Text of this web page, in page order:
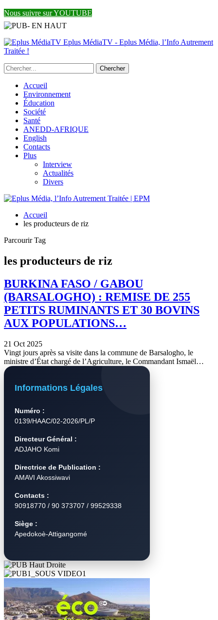
Nous suivre sur YOUTUBE
Eplus MédiaTV - Eplus Média, l’Info Autrement
Traitée !
Accueil
Environnement
Éducation
Société
Santé
ANEDD-AFRIQUE
English
Contacts
Plus
Interview
Actualités
Divers
Accueil
les producteurs de riz
Parcourir Tag
les producteurs de riz
BURKINA FASO / GABOU
(BARSALOGHO) : REMISE DE 255
PETITS RUMINANTS ET 30 BOVINS
AUX POPULATIONS…
21 Oct 2025
Vingt jours après sa visite dans la commune de Barsalogho, le
ministre d’État chargé de l’Agriculture, le Commandant Ismaël…
Informations Légales
Numéro :
0139/HAAC/02-2026/PL/P
Directeur Général :
ADJAHO Komi
Directrice de Publication :
AMAVI Akossiwavi
Contacts :
90918770 / 90 373707 / 99529338
Siège :
Apedokoè-Attigangomé